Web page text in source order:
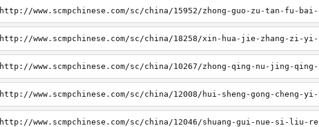
http://www.scmpchinese.com/sc/china/15952/zhong-guo-zu-tan-fu-
http://www.scmpchinese.com/sc/china/18258/xin-hua-jie-zhang-zi-
http://www.scmpchinese.com/sc/china/10267/zhong-qing-nu-jing-
http://www.scmpchinese.com/sc/china/12008/hui-sheng-gong-cheng-
http://www.scmpchinese.com/sc/china/12046/shuang-gui-nue-si-liu-